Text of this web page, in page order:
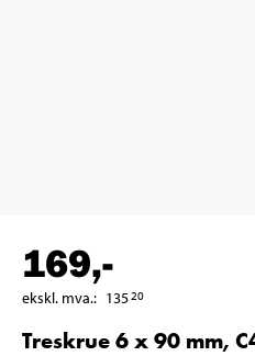
169,-
ekskl. mva.: 13520
Treskrue 6 x 90 mm,